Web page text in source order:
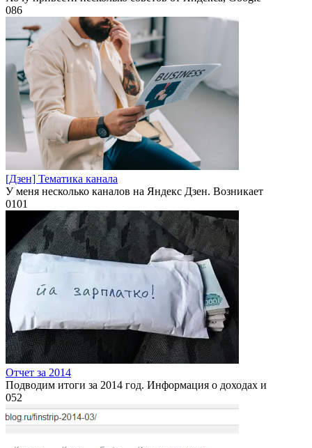
086
[Дзен] Тематика канала
У меня несколько каналов на Яндекс Дзен. Возникает
0101
Отчет за 2014
Подводим итоги за 2014 год. Информация о доходах и
052